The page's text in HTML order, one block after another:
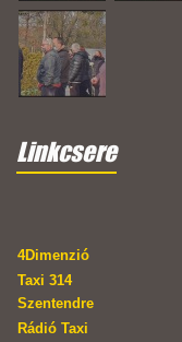
Linkcsere
4Dimenzió
Taxi 314
Szentendre
Rádió Taxi